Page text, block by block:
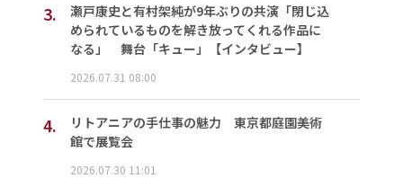
3.
瀬戸康史と有村架純が9年ぶりの共演「閉じ込
められているものを解き放ってくれる作品に
なる」 舞台「キュー」【インタビュー】
2026.07.31 08:00
4.
リトアニアの手仕事の魅力 東京都庭園美術
館で展覧会
2026.07.30 11:01